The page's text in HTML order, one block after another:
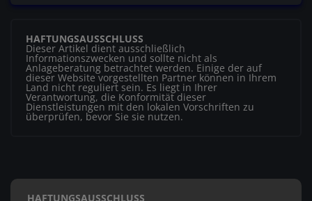
HAFTUNGSAUSSCHLUSS
Dieser Artikel dient ausschließlich
Informationszwecken und sollte nicht als
Anlageberatung betrachtet werden. Einige der auf
dieser Website vorgestellten Partner können in Ihrem
Land nicht reguliert sein. Es liegt in Ihrer
Verantwortung, die Konformität dieser
Dienstleistungen mit den lokalen Vorschriften zu
überprüfen, bevor Sie sie nutzen.
HAFTUNGSAUSSCHLUSS